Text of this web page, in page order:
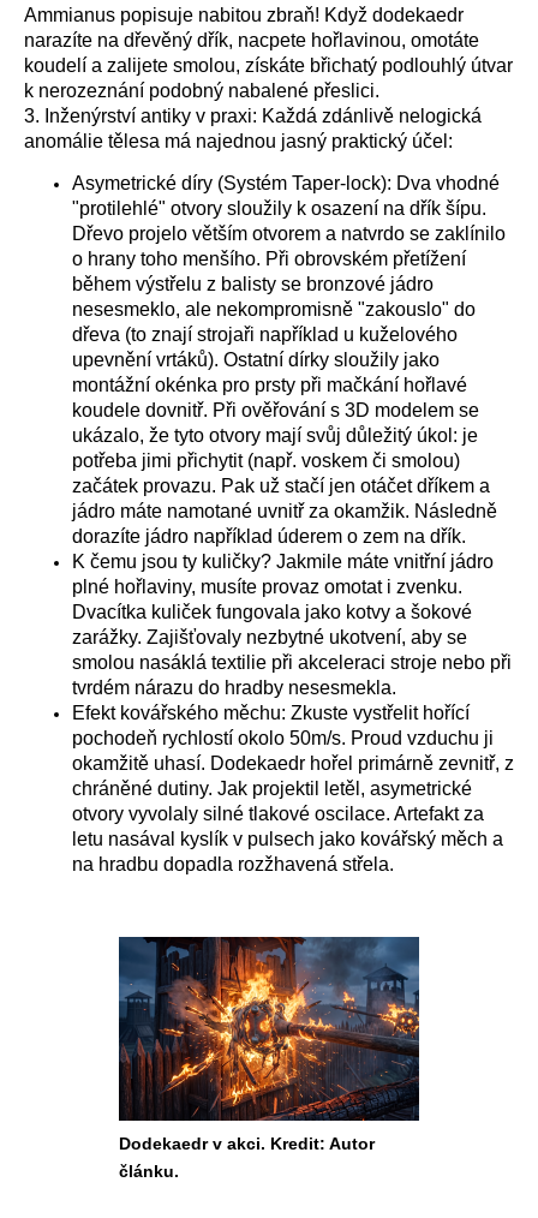
Ammianus popisuje nabitou zbraň! Když dodekaedr
narazíte na dřevěný dřík, nacpete hořlavinou, omotáte
koudelí a zalijete smolou, získáte břichatý podlouhlý útvar
k nerozeznání podobný nabalené přeslici.
3. Inženýrství antiky v praxi: Každá zdánlivě nelogická
anomálie tělesa má najednou jasný praktický účel:
Asymetrické díry (Systém Taper-lock): Dva vhodné
"protilehlé" otvory sloužily k osazení na dřík šípu.
Dřevo projelo větším otvorem a natvrdo se zaklínilo
o hrany toho menšího. Při obrovském přetížení
během výstřelu z balisty se bronzové jádro
nesesmeklo, ale nekompromisně "zakouslo" do
dřeva (to znají strojaři například u kuželového
upevnění vrtáků). Ostatní dírky sloužily jako
montážní okénka pro prsty při mačkání hořlavé
koudele dovnitř. Při ověřování s 3D modelem se
ukázalo, že tyto otvory mají svůj důležitý úkol: je
potřeba jimi přichytit (např. voskem či smolou)
začátek provazu. Pak už stačí jen otáčet dříkem a
jádro máte namotané uvnitř za okamžik. Následně
dorazíte jádro například úderem o zem na dřík.
K čemu jsou ty kuličky? Jakmile máte vnitřní jádro
plné hořlaviny, musíte provaz omotat i zvenku.
Dvacítka kuliček fungovala jako kotvy a šokové
zarážky. Zajišťovaly nezbytné ukotvení, aby se
smolou nasáklá textilie při akceleraci stroje nebo při
tvrdém nárazu do hradby nesesmekla.
Efekt kovářského měchu: Zkuste vystřelit hořící
pochodeň rychlostí okolo 50m/s. Proud vzduchu ji
okamžitě uhasí. Dodekaedr hořel primárně zevnitř, z
chráněné dutiny. Jak projektil letěl, asymetrické
otvory vyvolaly silné tlakové oscilace. Artefakt za
letu nasával kyslík v pulsech jako kovářský měch a
na hradbu dopadla rozžhavená střela.
Dodekaedr v akci. Kredit: Autor
článku.